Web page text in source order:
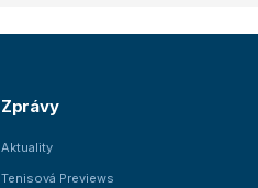
Zprávy
Aktuality
Tenisová Previews